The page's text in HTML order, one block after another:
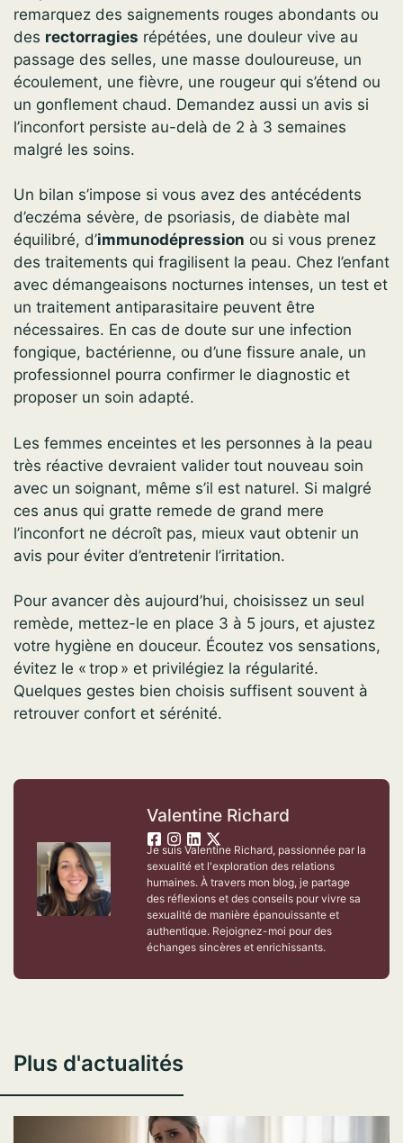
remarquez des saignements rouges abondants ou
des rectorragies répétées, une douleur vive au
passage des selles, une masse douloureuse, un
écoulement, une fièvre, une rougeur qui s’étend ou
un gonflement chaud. Demandez aussi un avis si
l’inconfort persiste au-delà de 2 à 3 semaines
malgré les soins.
Un bilan s’impose si vous avez des antécédents
d’eczéma sévère, de psoriasis, de diabète mal
équilibré, d’immunodépression ou si vous prenez
des traitements qui fragilisent la peau. Chez l’enfant
avec démangeaisons nocturnes intenses, un test et
un traitement antiparasitaire peuvent être
nécessaires. En cas de doute sur une infection
fongique, bactérienne, ou d’une fissure anale, un
professionnel pourra confirmer le diagnostic et
proposer un soin adapté.
Les femmes enceintes et les personnes à la peau
très réactive devraient valider tout nouveau soin
avec un soignant, même s’il est naturel. Si malgré
ces anus qui gratte remede de grand mere
l’inconfort ne décroît pas, mieux vaut obtenir un
avis pour éviter d’entretenir l’irritation.
Pour avancer dès aujourd’hui, choisissez un seul
remède, mettez-le en place 3 à 5 jours, et ajustez
votre hygiène en douceur. Écoutez vos sensations,
évitez le « trop » et privilégiez la régularité.
Quelques gestes bien choisis suffisent souvent à
retrouver confort et sérénité.
Valentine Richard
Je suis Valentine Richard, passionnée par la
sexualité et l'exploration des relations
humaines. À travers mon blog, je partage
des réflexions et des conseils pour vivre sa
sexualité de manière épanouissante et
authentique. Rejoignez-moi pour des
échanges sincères et enrichissants.
Plus d'actualités